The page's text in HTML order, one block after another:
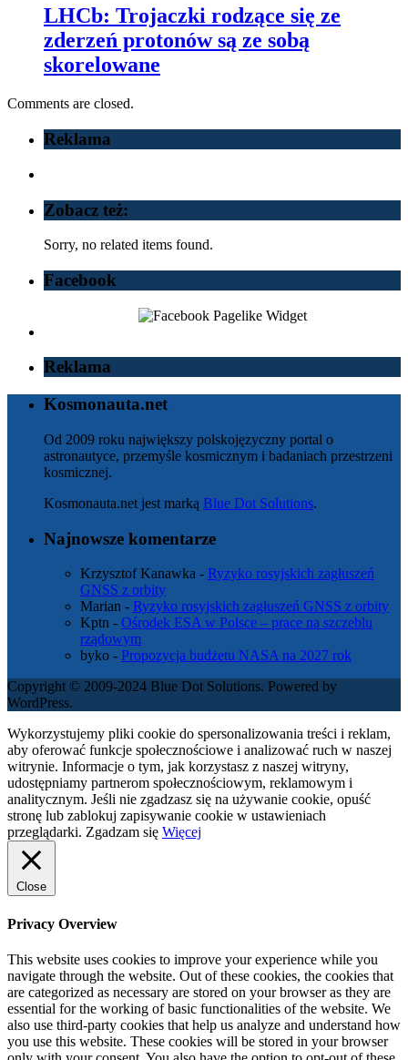
LHCb: Trojaczki rodzące się ze
zderzeń protonów są ze sobą
skorelowane
Comments are closed.
Reklama
Zobacz też:
Sorry, no related items found.
Facebook
Reklama
Kosmonauta.net
Od 2009 roku największy polskojęzyczny portal o
astronautyce, przemyśle kosmicznym i badaniach przestrzeni
kosmicznej.
Kosmonauta.net jest marką Blue Dot Solutions.
Najnowsze komentarze
Krzysztof Kanawka - Ryzyko rosyjskich zagłuszeń
GNSS z orbity
Marian - Ryzyko rosyjskich zagłuszeń GNSS z orbity
Kptn - Ośrodek ESA w Polsce – prace na szczeblu
rządowym
byko - Propozycja budżetu NASA na 2027 rok
Copyright © 2009-2024 Blue Dot Solutions. Powered by
WordPress.
Wykorzystujemy pliki cookie do spersonalizowania treści i reklam,
aby oferować funkcje społecznościowe i analizować ruch w naszej
witrynie. Informacje o tym, jak korzystasz z naszej witryny,
udostępniamy partnerom społecznościowym, reklamowym i
analitycznym. Jeśli nie zgadzasz się na używanie cookie, opuść
stronę lub zablokuj zapisywanie cookie w ustawieniach
przeglądarki. Zgadzam się Więcej
Close
Privacy Overview
This website uses cookies to improve your experience while you
navigate through the website. Out of these cookies, the cookies that
are categorized as necessary are stored on your browser as they are
essential for the working of basic functionalities of the website. We
also use third-party cookies that help us analyze and understand how
you use this website. These cookies will be stored in your browser